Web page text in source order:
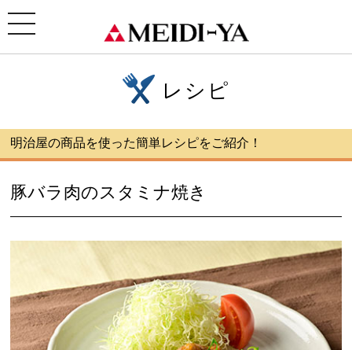
toggle
navigation
レシピ
明治屋の商品を使った簡単レシピをご紹介！
豚バラ肉のスタミナ焼き